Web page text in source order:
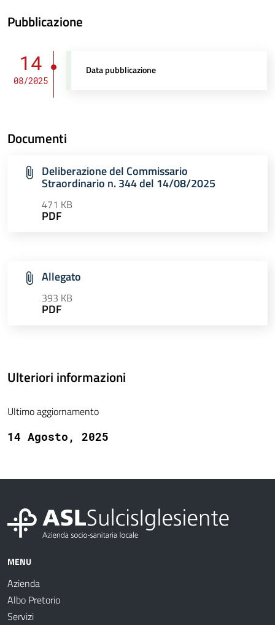
Pubblicazione
14
08/2025
Data pubblicazione
Documenti
Deliberazione del Commissario
Straordinario n. 344 del 14/08/2025
471 KB
PDF
Allegato
393 KB
PDF
Ulteriori informazioni
Ultimo aggiornamento
14 Agosto, 2025
MENU
Azienda
Albo Pretorio
Servizi